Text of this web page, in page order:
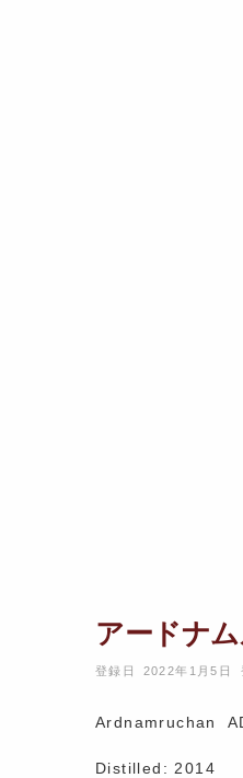
アードナ
登録日 2022年1月5日
Ardnamruchan
Distilled: 2014